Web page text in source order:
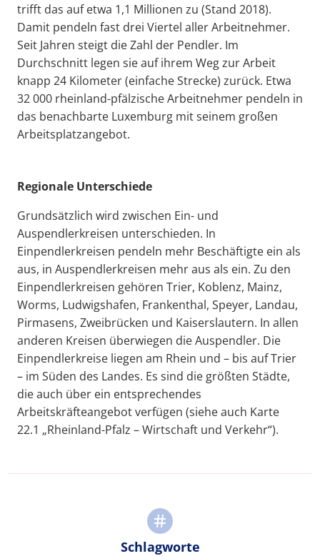
trifft das auf etwa 1,1 Millionen zu (Stand 2018).
Damit pendeln fast drei Viertel aller Arbeitnehmer.
Seit Jahren steigt die Zahl der Pendler. Im
Durchschnitt legen sie auf ihrem Weg zur Arbeit
knapp 24 Kilometer (einfache Strecke) zurück. Etwa
32 000 rheinland-pfälzische Arbeitnehmer pendeln in
das benachbarte Luxemburg mit seinem großen
Arbeitsplatzangebot.
Regionale Unterschiede
Grundsätzlich wird zwischen Ein- und
Auspendlerkreisen unterschieden. In
Einpendlerkreisen pendeln mehr Beschäftigte ein als
aus, in Auspendlerkreisen mehr aus als ein. Zu den
Einpendlerkreisen gehören Trier, Koblenz, Mainz,
Worms, Ludwigshafen, Frankenthal, Speyer, Landau,
Pirmasens, Zweibrücken und Kaiserslautern. In allen
anderen Kreisen überwiegen die Auspendler. Die
Einpendlerkreise liegen am Rhein und – bis auf Trier
– im Süden des Landes. Es sind die größten Städte,
die auch über ein entsprechendes
Arbeitskräfteangebot verfügen (siehe auch Karte
22.1 „Rheinland-Pfalz – Wirtschaft und Verkehr“).
Schlagworte